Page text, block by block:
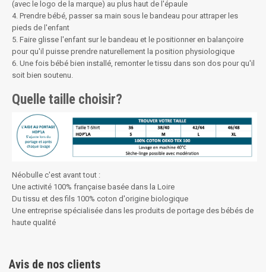
(avec le logo de la marque) au plus haut de l'épaule
4. Prendre bébé, passer sa main sous le bandeau pour attraper les
pieds de l'enfant
5. Faire glisse l'enfant sur le bandeau et le positionner en balançoire
pour qu'il puisse prendre naturellement la position physiologique
6. Une fois bébé bien installé, remonter le tissu dans son dos pour qu'il
soit bien soutenu.
Quelle taille choisir?
Néobulle c'est avant tout :
Une activité 100% française basée dans la Loire
Du tissu et des fils 100% coton d'origine biologique
Une entreprise spécialisée dans les produits de portage des bébés de
haute qualité
Avis de nos clients